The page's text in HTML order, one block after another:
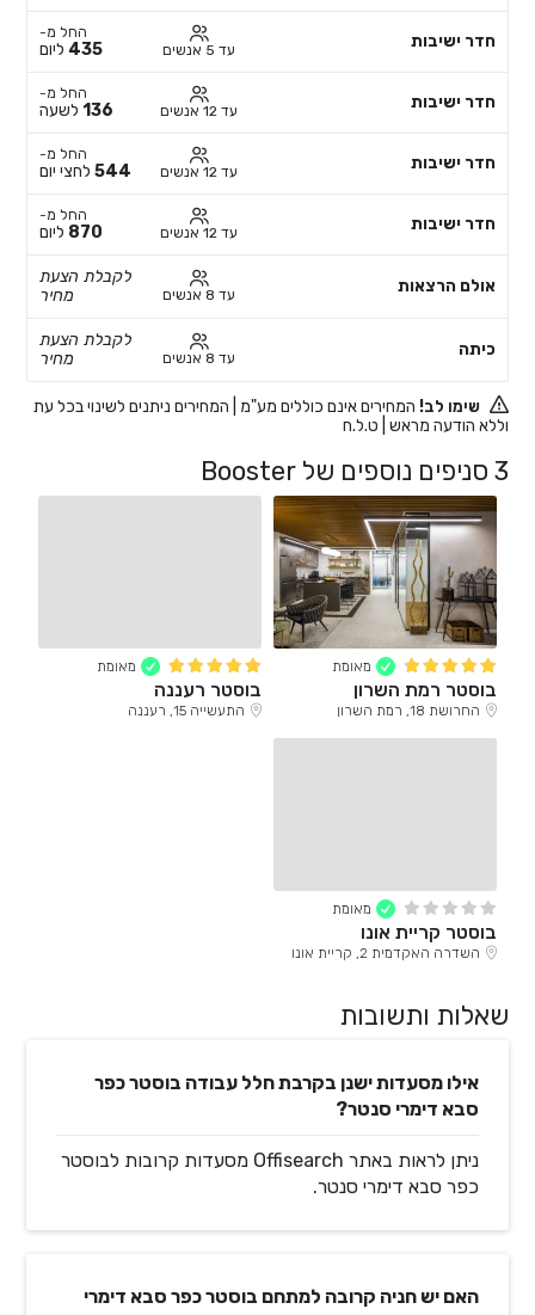
חדר ישיבות עד 5 אנשים
החל מ-
435 ליום
חדר ישיבות עד 12 אנשים
החל מ-
136 לשעה
חדר ישיבות עד 12 אנשים
החל מ-
544 לחצי יום
חדר ישיבות עד 12 אנשים
החל מ-
870 ליום
אולם הרצאות עד 8 אנשים
לקבלת הצעת
מחיר
כיתה עד 8 אנשים
לקבלת הצעת
מחיר
שימו לב! המחירים אינם כוללים מע"מ | המחירים ניתנים לשינוי בכל עת
וללא הודעה מראש | ט.ל.ח
3 סניפים נוספים של Booster
מאומת
בוסטר רמת השרון
החרושת 18, רמת השרון
מאומת
בוסטר רעננה
התעשייה 15, רעננה
מאומת
בוסטר קריית אונו
השדרה האקדמית 2, קריית אונו
שאלות ותשובות
אילו מסעדות ישנן בקרבת חלל עבודה בוסטר כפר
סבא דימרי סנטר?
ניתן לראות באתר Offisearch מסעדות קרובות לבוסטר
כפר סבא דימרי סנטר.
האם יש חניה קרובה למתחם בוסטר כפר סבא דימרי